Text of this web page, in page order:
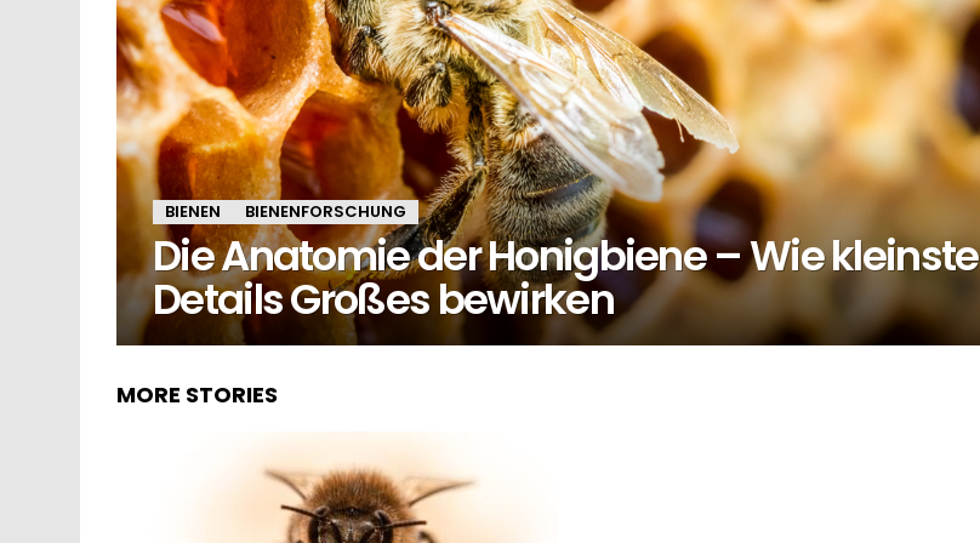
BIENEN BIENENFORSCHUNG
Die Anatomie der Honigbiene – Wie kleinste
Details Großes bewirken
MORE STORIES